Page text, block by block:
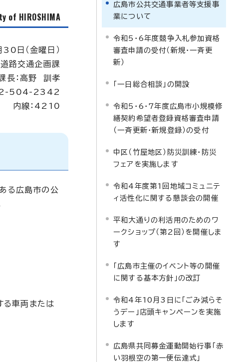
of HIROSHIMA
日（金曜日）
路交通企画課
長：高野 訓孝
504-2342
内線：4210
る広島市の公
る車両または
広島市公共交通事業者等支援事
業について
令和5・6年度競争入札参加資格
審査申請の受付（新規・一斉更
新）
「一日総合相談」の開設
令和5・6・7年度広島市小規模修
繕契約希望者登録資格審査申請
（一斉更新・新規登録）の受付
中区（竹屋地区）防災訓練・防災
フェアを実施します
令和4年度第1回地域コミュニテ
ィ活性化に関する懇談会の開催
平和大通りの利活用のためのワ
ークショップ（第2回）を開催しま
す
「広島市主催のイベント等の開催
に関する基本方針」の改訂
令和4年10月3日に「ごみ減らそ
うデー」店頭キャンペーンを実施
します
広島県共同募金運動開始行事「赤
い羽根空の第一便伝達式」